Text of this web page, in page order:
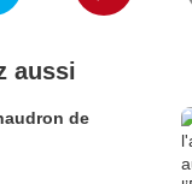
aussi
de